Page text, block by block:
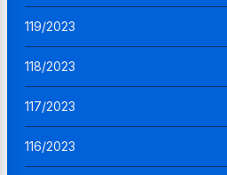
119/2023
118/2023
117/2023
116/2023